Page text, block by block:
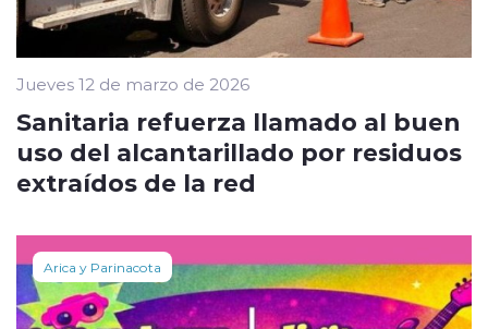
Jueves 12 de marzo de 2026
Sanitaria refuerza llamado al buen
uso del alcantarillado por residuos
extraídos de la red
Arica y Parinacota